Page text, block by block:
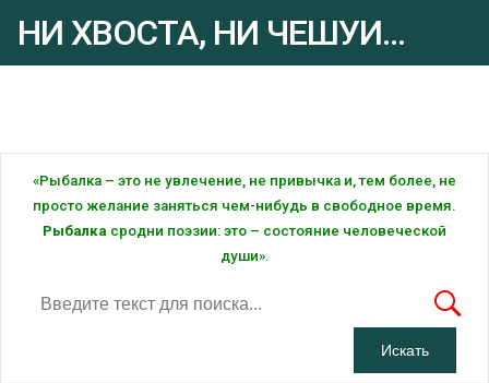
НИ ХВОСТА, НИ ЧЕШУИ...
«Рыбалка – это не увлечение, не привычка и, тем более, не
просто желание заняться чем-нибудь в свободное время.
Рыбалка сродни поэзии: это – состояние человеческой
души».